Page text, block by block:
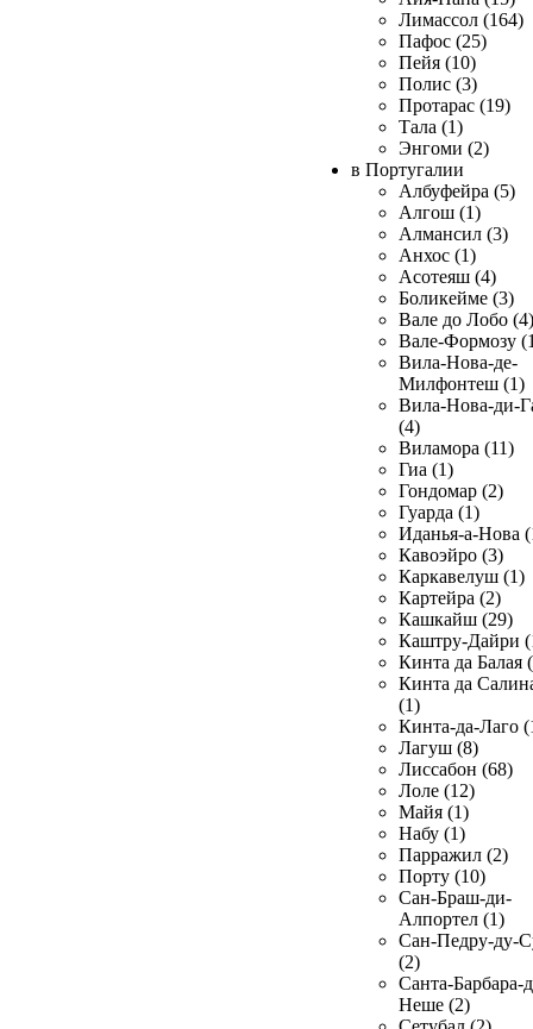
Лимассол (164)
Пафос (25)
Пейя (10)
Полис (3)
Протарас (19)
Тала (1)
Энгоми (2)
в Португалии
Албуфейра (5)
Алгош (1)
Алмансил (3)
Анхос (1)
Асотеяш (4)
Боликейме (3)
Вале до Лобо (4)
Вале-Формозу
Вила-Нова-де-
Милфонтеш (1)
Вила-Нова-ди-
(4)
Виламора (11)
Гиа (1)
Гондомар (2)
Гуарда (1)
Иданья-а-Нова
Кавоэйро (3)
Каркавелуш (1)
Картейра (2)
Кашкайш (29)
Каштру-Дайри
Кинта да Балая
Кинта да
(1)
Кинта-да-Лаго
Лагуш (8)
Лиссабон (68)
Лоле (12)
Майя (1)
Набу (1)
Парражил (2)
Порту (10)
Сан-Браш-ди-
Алпортел (1)
Сан-Педру-ду-
(2)
Санта-Барбара-
Неше (2)